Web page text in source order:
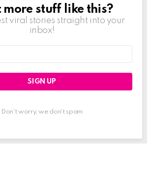
more stuff like this?
viral stories straight into your
inbox!
Don't worry, we don't spam